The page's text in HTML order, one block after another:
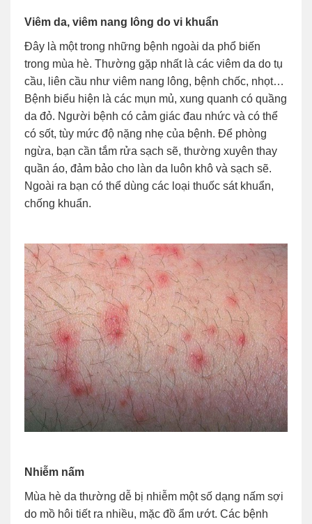
Viêm da, viêm nang lông do vi khuẩn
Đây là một trong những bệnh ngoài da phổ biến
trong mùa hè. Thường gặp nhất là các viêm da do tụ
cầu, liên cầu như viêm nang lông, bệnh chốc, nhọt…
Bệnh biểu hiện là các mụn mủ, xung quanh có quầng
da đỏ. Người bệnh có cảm giác đau nhức và có thể
có sốt, tùy mức độ nặng nhẹ của bệnh. Để phòng
ngừa, bạn cần tắm rửa sạch sẽ, thường xuyên thay
quần áo, đảm bảo cho làn da luôn khô và sạch sẽ.
Ngoài ra bạn có thể dùng các loại thuốc sát khuẩn,
chống khuẩn.
Nhiễm nấm
Mùa hè da thường dễ bị nhiễm một số dạng nấm sợi
do mồ hôi tiết ra nhiều, mặc đồ ẩm ướt. Các bệnh